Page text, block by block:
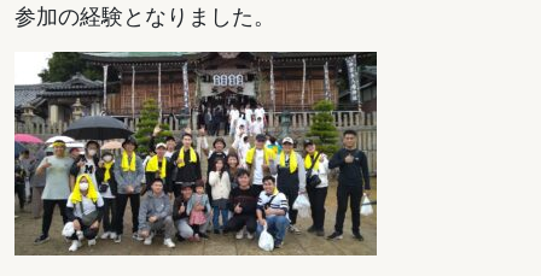
参加の経験となりました。